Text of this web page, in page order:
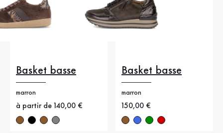
Basket basse
marron
Nouveau prix
à partir de 140,00 €
Basket basse
marron
Nouveau prix
150,00 €